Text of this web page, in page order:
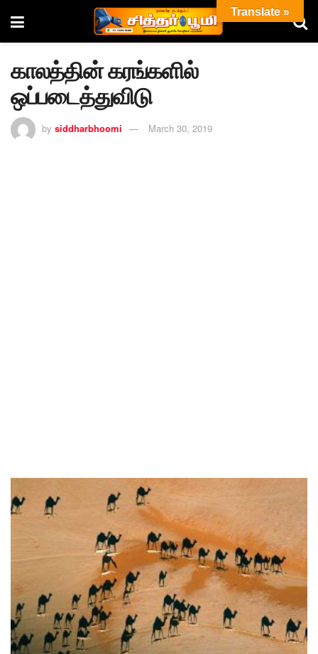
காலத்தின் கரங்களில்
ஒப்படைத்துவிடு
by siddharbhoomi March 30, 2019
Translate »